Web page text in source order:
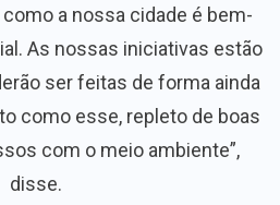
a nossa cidade é bem-
As nossas iniciativas estão
ser feitas de forma ainda
como esse, repleto de boas
com o meio ambiente”,
disse.